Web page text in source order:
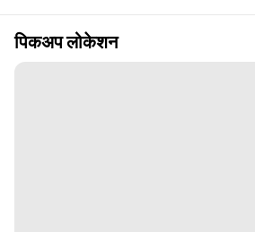
पिकअप लोकेशन